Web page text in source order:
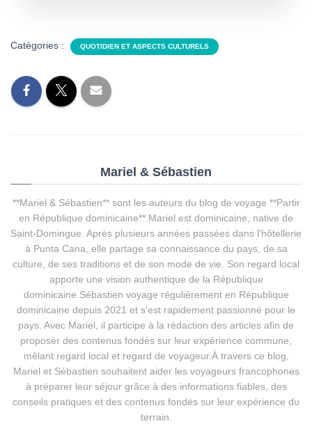
Catégories : QUOTIDIEN ET ASPECTS CULTURELS
Mariel & Sébastien
**Mariel & Sébastien** sont les auteurs du blog de voyage **Partir
en République dominicaine**.Mariel est dominicaine, native de
Saint-Domingue. Après plusieurs années passées dans l'hôtellerie
à Punta Cana, elle partage sa connaissance du pays, de sa
culture, de ses traditions et de son mode de vie. Son regard local
apporte une vision authentique de la République
dominicaine.Sébastien voyage régulièrement en République
dominicaine depuis 2021 et s'est rapidement passionné pour le
pays. Avec Mariel, il participe à la rédaction des articles afin de
proposer des contenus fondés sur leur expérience commune,
mêlant regard local et regard de voyageur.À travers ce blog,
Mariel et Sébastien souhaitent aider les voyageurs francophones
à préparer leur séjour grâce à des informations fiables, des
conseils pratiques et des contenus fondés sur leur expérience du
terrain.